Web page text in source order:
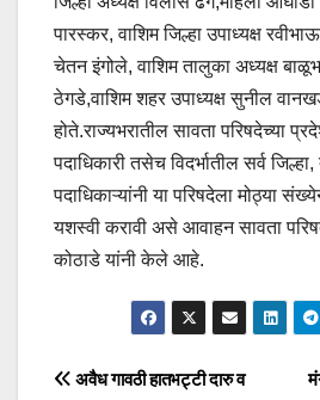
पारस्कर, वाशिम जिल्हा उपाध्यक्ष
चेतन इंगोले, वाशिम तालुका अध्यक्ष
ठेगडे,वाशिम शहर उपाध्यक्ष सुनील
होते.राज्यभरातील सावता परिषदेच्या
पदाधिकारी तसेच विदर्भातील सर्व
पदाधिकाऱ्यांनी या परिषदेला मोठ्या
यशस्वी करावी असे आवाहन सावता
कोठाडे यांनी केले आहे.
अवैध गावठी हातभट्टी दारु व